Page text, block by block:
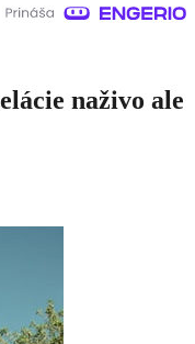
naživo ale